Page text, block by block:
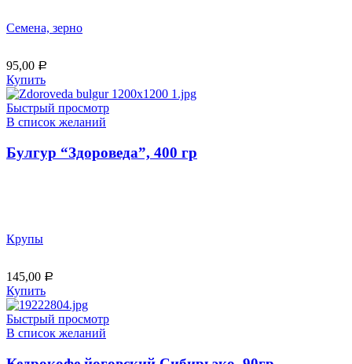
Семена, зерно
95,00 Р
Купить
Быстрый просмотр
В список желаний
Булгур “Здороведа”, 400 гр
Крупы
145,00 Р
Купить
Быстрый просмотр
В список желаний